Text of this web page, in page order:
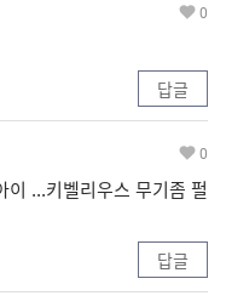
0
답글
0
...키벨리우스 무기좀 펄
답글